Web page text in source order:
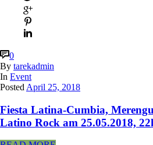
0
By tarekadmin
In Event
Posted April 25, 2018
Fiesta Latina-Cumbia,
Latino Rock am 25.05.2018,